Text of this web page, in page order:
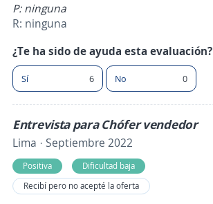
P: ninguna
R: ninguna
¿Te ha sido de ayuda esta evaluación?
Sí 6 No 0
Entrevista para Chófer vendedor
Lima · Septiembre 2022
Positiva
Dificultad baja
Recibí pero no acepté la oferta